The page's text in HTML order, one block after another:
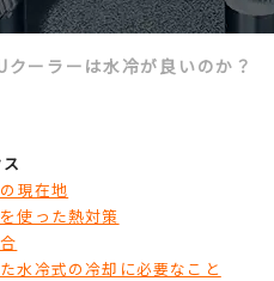
クーラーは水冷が良いのか？
現在地
使った熱対策
水冷式の冷却に必要なこと